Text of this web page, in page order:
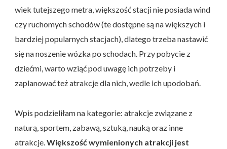
wiek tutejszego metra, większość stacji nie posiada wind
czy ruchomych schodów (te dostępne są na większych i
bardziej popularnych stacjach), dlatego trzeba nastawić
się na noszenie wózka po schodach. Przy pobycie z
dziećmi, warto wziąć pod uwagę ich potrzeby i
zaplanować też atrakcje dla nich, wedle ich upodobań.
Wpis podzieliłam na kategorie: atrakcje związane z
naturą, sportem, zabawą, sztuką, nauką oraz inne
atrakcje.Większość wymienionych atrakcji jest